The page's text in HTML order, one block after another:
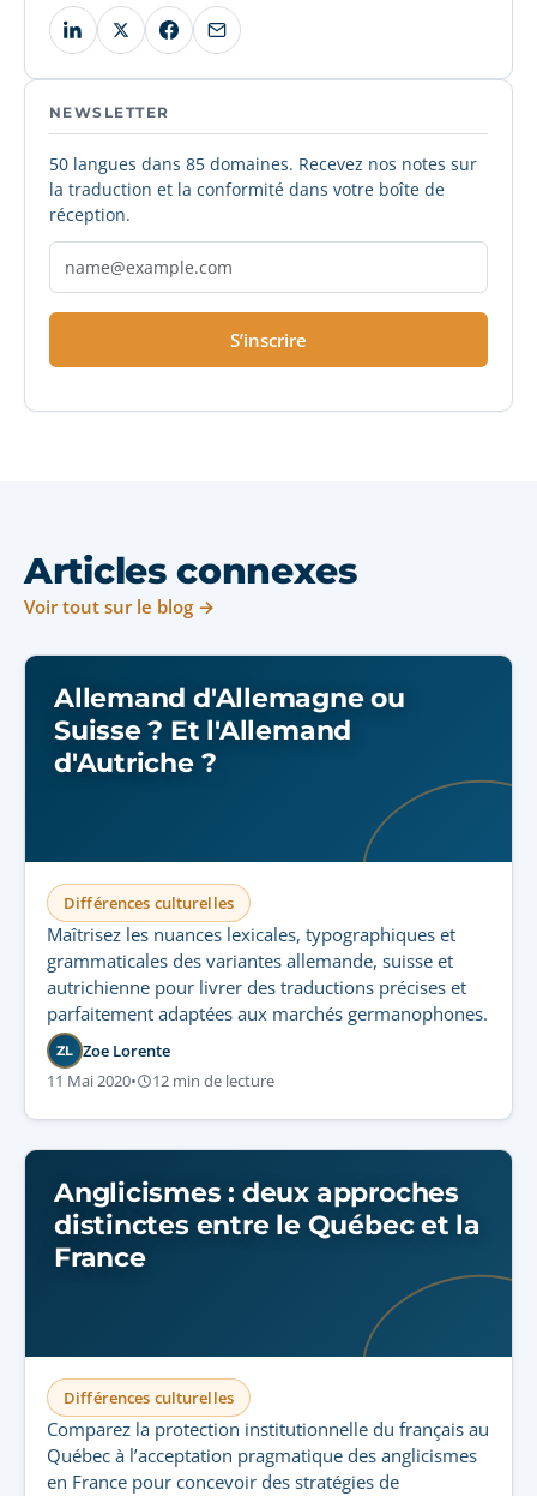
NEWSLETTER
50 langues dans 85 domaines. Recevez nos notes sur
la traduction et la conformité dans votre boîte de
réception.
S’inscrire
Articles connexes
Voir tout sur le blog →
Allemand d'Allemagne ou
Suisse ? Et l'Allemand
d'Autriche ?
Différences culturelles
Maîtrisez les nuances lexicales, typographiques et
grammaticales des variantes allemande, suisse et
autrichienne pour livrer des traductions précises et
parfaitement adaptées aux marchés germanophones.
ZL Zoe Lorente
11 Mai 2020• 12 min de lecture
Anglicismes : deux approches
distinctes entre le Québec et la
France
Différences culturelles
Comparez la protection institutionnelle du français au
Québec à l’acceptation pragmatique des anglicismes
en France pour concevoir des stratégies de